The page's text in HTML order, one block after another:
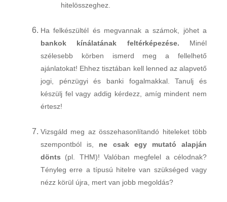
hitelösszeghez.
Ha felkészültél és megvannak a számok, jöhet a
bankok kínálatának feltérképezése. Minél
szélesebb körben ismerd meg a fellelhető
ajánlatokat! Ehhez tisztában kell lenned az alapvető
jogi, pénzügyi és banki fogalmakkal. Tanulj és
készülj fel vagy addig kérdezz, amíg mindent nem
értesz!
Vizsgáld meg az összehasonlítandó hiteleket több
szempontból is, ne csak egy mutató alapján
dönts (pl. THM)! Valóban megfelel a célodnak?
Tényleg erre a típusú hitelre van szükséged vagy
nézz körül újra, mert van jobb megoldás?